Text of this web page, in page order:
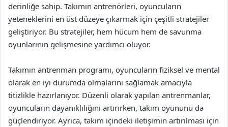
derinliğe sahip. Takımın antrenörleri, oyuncuların
yeteneklerini en üst düzeye çıkarmak için çeşitli stratejiler
geliştiriyor. Bu stratejiler, hem hücum hem de savunma
oyunlarının gelişmesine yardımcı oluyor.
Takımın antrenman programı, oyuncuların fiziksel ve mental
olarak en iyi durumda olmalarını sağlamak amacıyla
titizlikle hazırlanıyor. Düzenli olarak yapılan antrenmanlar,
oyuncuların dayanıklılığını artırırken, takım oyununu da
güçlendiriyor. Ayrıca, takım içindeki iletişimin artırılması için